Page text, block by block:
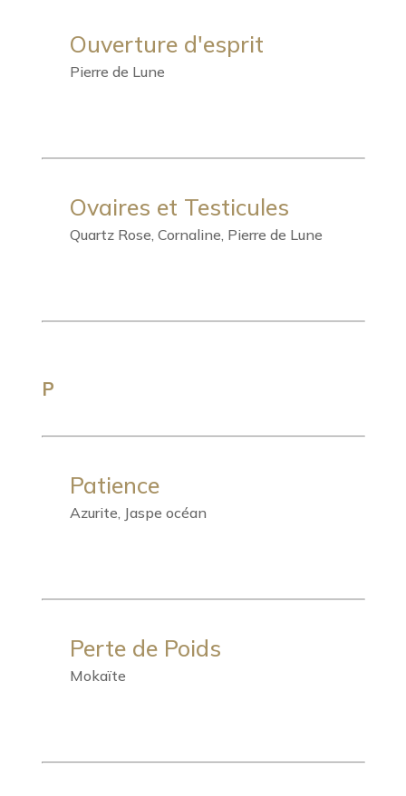
Ouverture d'esprit
Pierre de Lune
Ovaires et Testicules
Quartz Rose, Cornaline, Pierre de Lune
P
Patience
Azurite, Jaspe océan
Perte de Poids
Mokaïte